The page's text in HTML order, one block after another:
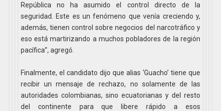
República no ha asumido el control directo de la
seguridad. Este es un fenómeno que venía creciendo y,
además, tienen control sobre negocios del narcotráfico y
eso está martirizando a muchos pobladores de la región
pacífica”, agregó.
Finalmente, el candidato dijo que alias ‘Guacho’ tiene que
recibir un mensaje de rechazo, no solamente de las
autoridades colombianas, sino ecuatorianas y del resto
del continente para que libere rápido a esos